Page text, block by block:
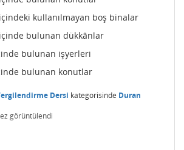
içindeki kullanılmayan boş binalar
içinde bulunan dükkânlar
bulunan işyerleri
bulunan konutlar
Dersi kategorisinde Duran
görüntülendi